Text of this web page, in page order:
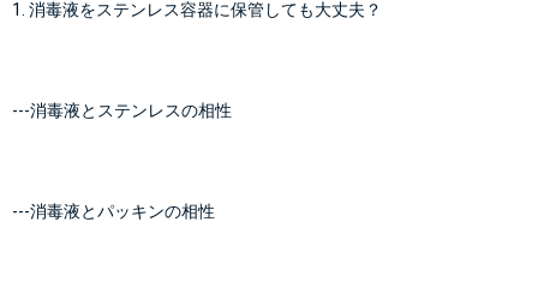
1. 消毒液をステンレス容器に保管しても大丈夫？
---消毒液とステンレスの相性
---消毒液とパッキンの相性